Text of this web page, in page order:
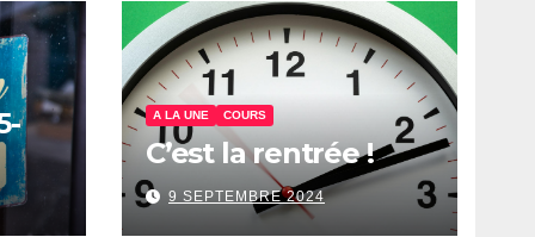
A LA UNE COURS
C’est la rentrée !
9 SEPTEMBRE 2024